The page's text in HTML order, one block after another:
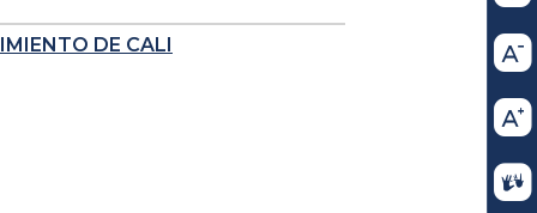
DE CALI